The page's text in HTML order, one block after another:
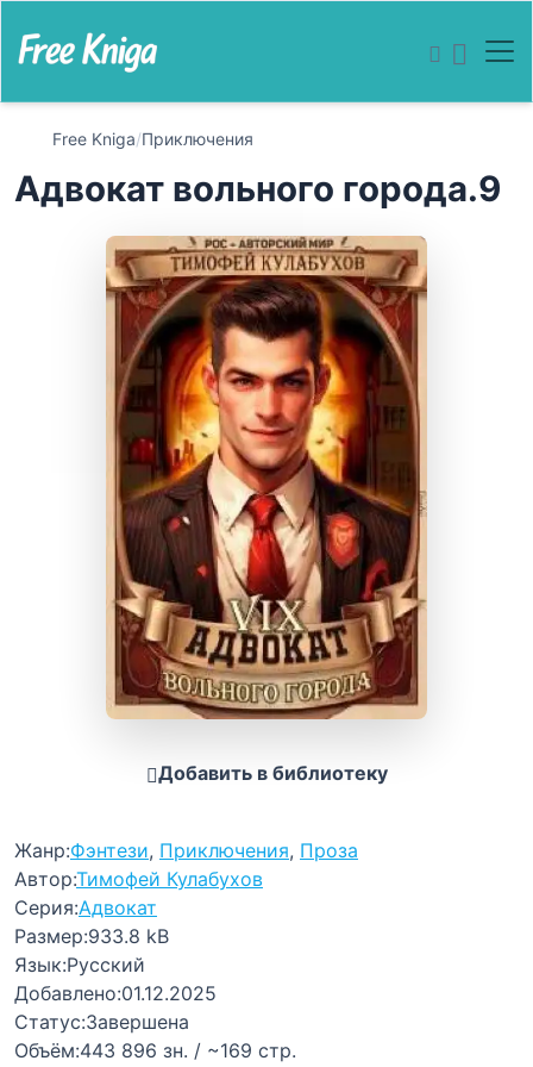
Free Kniga/Приключения
Адвокат вольного города.9
Добавить в библиотеку
Жанр:Фэнтези, Приключения, Проза
Автор:Тимофей Кулабухов
Серия:Адвокат
Размер:933.8 kB
Язык:Русский
Добавлено:01.12.2025
Статус:Завершена
Объём:443 896 зн. / ~169 стр.